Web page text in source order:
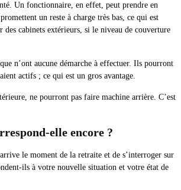
Un fonctionnaire, en effet, peut prendre en
un reste à charge très bas, ce qui est
des cabinets extérieurs, si le niveau de couverture
n’ont aucune démarche à effectuer. Ils pourront
actifs ; ce qui est un gros avantage.
ne pourront pas faire machine arrière. C’est
elle encore ?
le moment de la retraite et de s’interroger sur
ils à votre nouvelle situation et votre état de